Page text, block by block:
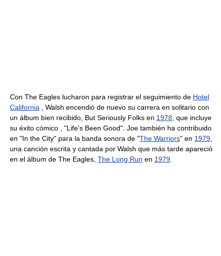
Con The Eagles lucharon para registrar el seguimiento de Hotel
California , Walsh encendió de nuevo su carrera en solitario con
un álbum bien recibido, But Seriously Folks en 1978 , que incluye
su éxito cómico , "Life's Been Good". Joe también ha contribuido
en "In the City" para la banda sonora de "The Warriors" en 1979
una canción escrita y cantada por Walsh que más tarde apareció
en el álbum de The Eagles, The Long Run en 1979